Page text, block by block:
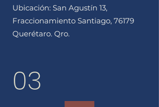
Ubicación: San Agustín 13,
Fraccionamiento Santiago, 76179
Querétaro. Qro.
03